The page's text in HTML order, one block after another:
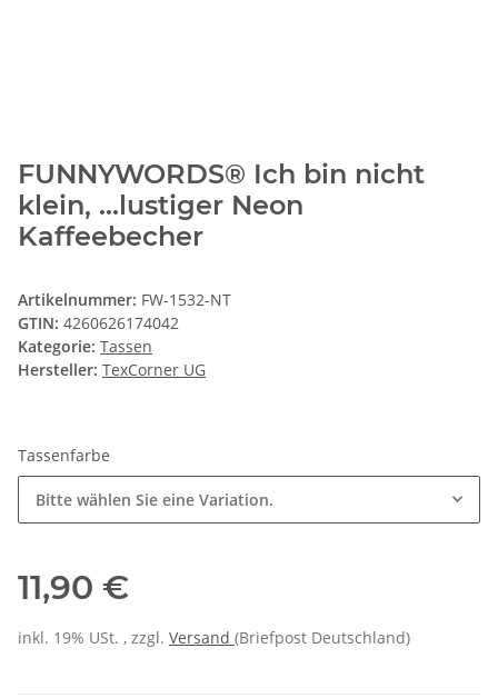
FUNNYWORDS® Ich bin nicht
klein, ...lustiger Neon
Kaffeebecher
Artikelnummer: FW-1532-NT
GTIN: 4260626174042
Kategorie: Tassen
Hersteller: TexCorner UG
Tassenfarbe
Bitte wählen Sie eine Variation.
11,90 €
inkl. 19% USt. , zzgl. Versand (Briefpost Deutschland)